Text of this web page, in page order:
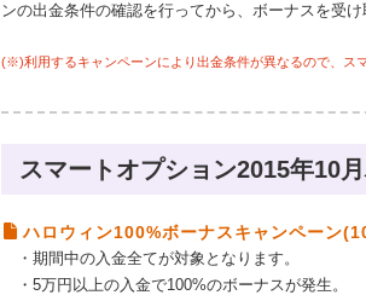
ンの出金条件の確認を行ってから、ボーナスを受け
(※)利用するキャンペーンにより出金条件が異なるので、ス
スマートオプション2015年10
ハロウィン100%ボーナスキャンペーン
・期間中の入金全てが対象となります。
・5万円以上の入金で100%のボーナスが発生。